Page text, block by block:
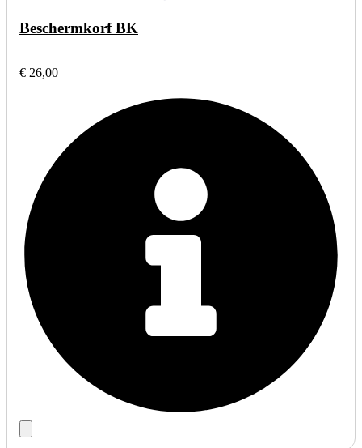
Beschermkorf BK
€ 26,00